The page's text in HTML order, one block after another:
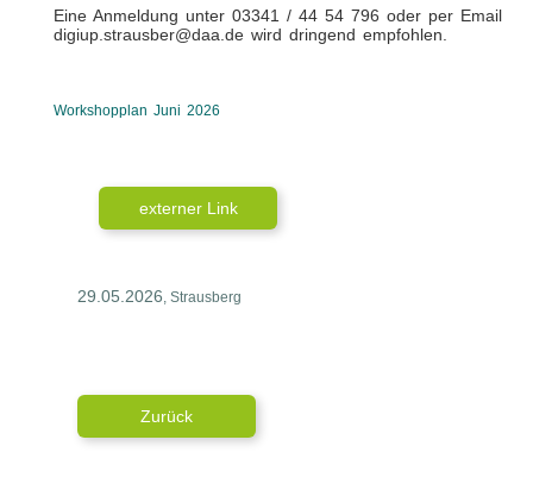
Eine Anmeldung unter 03341 / 44 54 796 oder per Email
digiup.strausber@daa.de wird dringend empfohlen.
Workshopplan Juni 2026
externer Link
29.05.2026, Strausberg
Zurück